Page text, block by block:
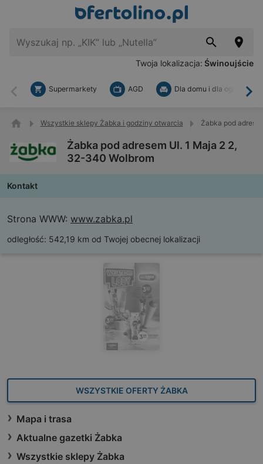
Twoja lokalizacja: Świnoujście
Wstecz
Supermarkety AGD Dla domu i dla ogrodu
Wszystkie sklepy Żabka i godziny otwarcia Żabka pod
Żabka pod adresem Ul. 1 Maja 2 2,
32-340 Wolbrom
Kontakt
Strona WWW: www.zabka.pl
odległość: 542,19 km od Twojej obecnej lokalizacji
WSZYSTKIE OFERTY ŻABKA
Mapa i trasa
Aktualne gazetki Żabka
Wszystkie sklepy Żabka